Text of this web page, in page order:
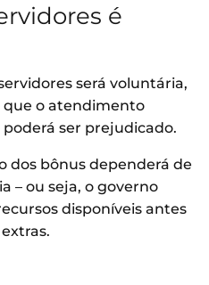
é
será voluntária,
que o atendimento
ser prejudicado.
dos bônus dependerá de
– ou seja, o governo
disponíveis antes